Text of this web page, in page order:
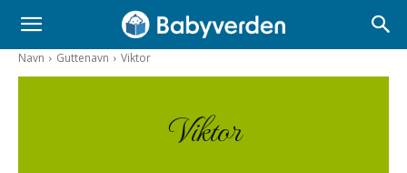
Navn Guttenavn Viktor
Viktor